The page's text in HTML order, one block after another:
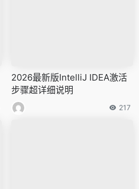
2026最新版IntelliJ IDEA激活
步骤超详细说明
217